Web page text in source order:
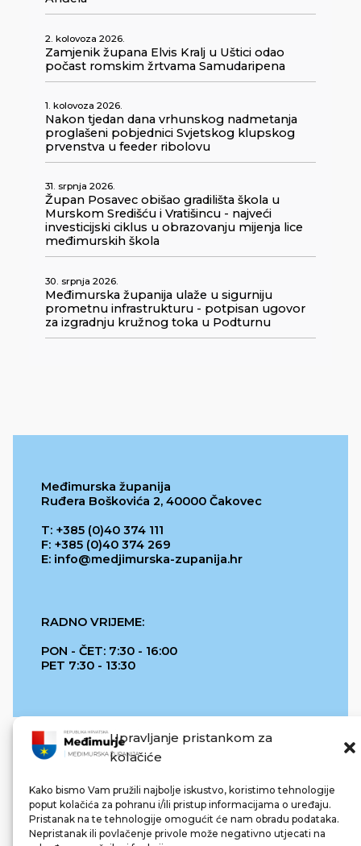
Upravljanje pristankom za
kolačiće
Kako bismo Vam pružili najbolje iskustvo, koristimo tehnologije
poput kolačića za pohranu i/ili pristup informacijama o uređaju.
Pristanak na te tehnologije omogućit će nam obradu podataka.
Nepristanak ili povlačenje privole može negativno utjecati na
2. kolovoza 2026.
Zamjenik župana Elvis Kralj u Uštici odao
počast romskim žrtvama Samudaripena
1. kolovoza 2026.
Nakon tjedan dana vrhunskog nadmetanja
proglašeni pobjednici Svjetskog klupskog
prvenstva u feeder ribolovu
31. srpnja 2026.
Župan Posavec obišao gradilišta škola u
Murskom Središću i Vratišincu - najveći
investicijski ciklus u obrazovanju mijenja lice
međimurskih škola
30. srpnja 2026.
Međimurska županija ulaže u sigurniju
prometnu infrastrukturu - potpisan ugovor
za izgradnju kružnog toka u Podturnu
Međimurska županija
Ruđera Boškovića 2, 40000 Čakovec
T: +385 (0)40 374 111
F: +385 (0)40 374 269
E: info@medjimurska-zupanija.hr
RADNO VRIJEME:
PON - ČET: 7:30 - 16:00
PET 7:30 - 13:30
REPUBLIKA HRVATSKA